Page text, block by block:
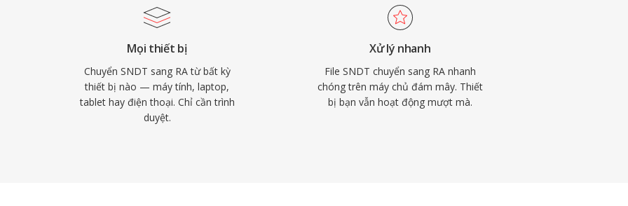
góp kỹ thuật lâu
ứng, ảnh hưởng
Dù đã bị các codec
RA từ thời kỳ đầu
phát lại trên thiết bị
Mọi thiết bị
Chuyển SNDT sang RA từ bất kỳ
thiết bị nào — máy tính, laptop,
tablet hay điện thoại. Chỉ cần trình
duyệt.
Xử lý nhanh
File SNDT chuyển sang RA nhanh
chóng trên máy chủ đám mây. Thiết
bị bạn vẫn hoạt động mượt mà.